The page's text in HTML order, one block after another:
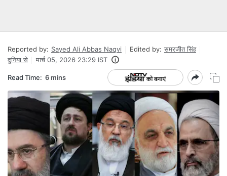
Reported by: Sayed Ali Abbas Naqvi Edited by: समरजीत सिंह
दुनिया से
मार्च 05, 2026 23:29 IST
Read Time: 6 mins